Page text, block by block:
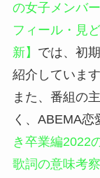
の女子メンバ
フィール・見
新】 では、初
紹介しています
また、番組の
く、ABEMA
き卒業編2022
歌詞の意味考